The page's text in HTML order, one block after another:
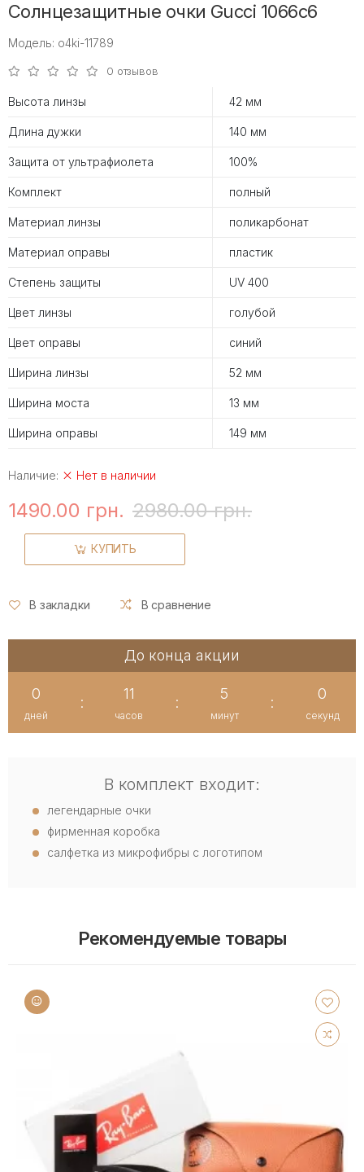
Солнцезащитные очки Gucci 1066c6
Модель: o4ki-11789
0 отзывов
Высота линзы 42 мм
Длина дужки 140 мм
Защита от ультрафиолета 100%
Комплект полный
Материал линзы поликарбонат
Материал оправы пластик
Степень защиты UV 400
Цвет линзы голубой
Цвет оправы синий
Ширина линзы 52 мм
Ширина моста 13 мм
Ширина оправы 149 мм
Наличие: Нет в наличии
1490.00 грн. 2980.00 грн.
КУПИТЬ
В закладки В сравнение
До конца акции
0
дней
:
11
часов
:
4
минут
:
59
секунд
В комплект входит:
легендарные очки
фирменная коробка
салфетка из микрофибры с логотипом
Рекомендуемые товары